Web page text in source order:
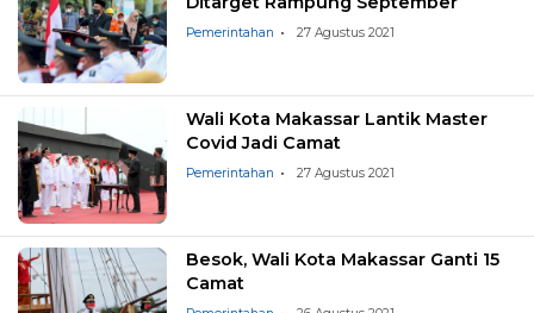
Pemerintahan 27 Agustus 2021
Wali Kota Makassar Lantik Master
Covid Jadi Camat
Pemerintahan 27 Agustus 2021
Besok, Wali Kota Makassar Ganti 15
Camat